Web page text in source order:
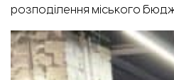
розподілення міського